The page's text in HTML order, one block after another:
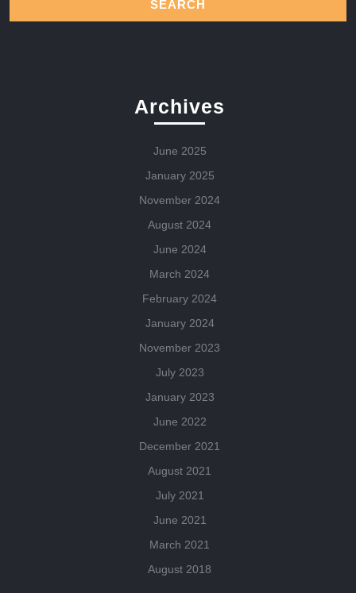
Archives
June 2025
January 2025
November 2024
August 2024
June 2024
March 2024
February 2024
January 2024
November 2023
July 2023
January 2023
June 2022
December 2021
August 2021
July 2021
June 2021
March 2021
August 2018